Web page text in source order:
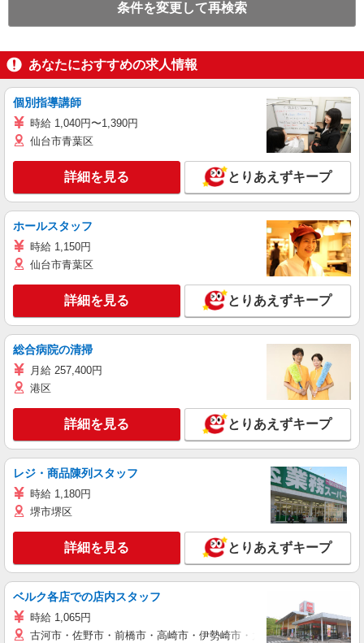
条件を変更して再検索
あなたにおすすめの求人情報
個別指導講師
時給 1,040円〜1,390円
仙台市青葉区
詳細を見る とりあえずキープ
ホールスタッフ
時給 1,150円
仙台市青葉区
詳細を見る とりあえずキープ
総合病院の清掃
月給 257,400円
港区
詳細を見る とりあえずキープ
レジ・商品陳列スタッフ
時給 1,180円
堺市堺区
詳細を見る とりあえずキープ
ベルク各店での店内スタッフ
時給 1,065円
古河市・佐野市・前橋市・高崎市・伊勢崎市・太田市・館林市・藤